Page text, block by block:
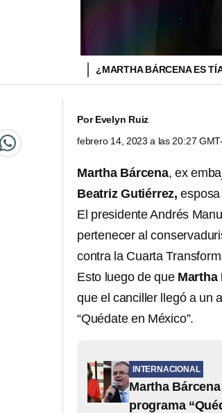
¿MARTHA BÁRCENA ES
PorEvelyn Ruiz
febrero 14, 2023 a las 20:27
Martha Bárcena, ex
Beatriz Gutiérrez,
El presidente Andrés
pertenecer al
contra la Cuarta
Esto luego de que
que el canciller llegó a un
“Quédate en México”.
INTERNACIONAL
Martha
programa